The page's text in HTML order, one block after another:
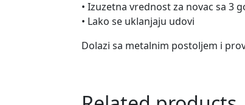
• Izuzetna vrednost za novac sa 3
• Lako se uklanjaju udovi
Dolazi sa metalnim postoljem i